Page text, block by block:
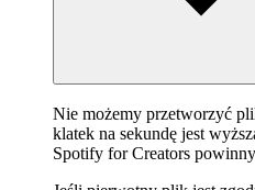
Nie możemy przetworzyć
klatek na sekundę jest
Spotify for Creators